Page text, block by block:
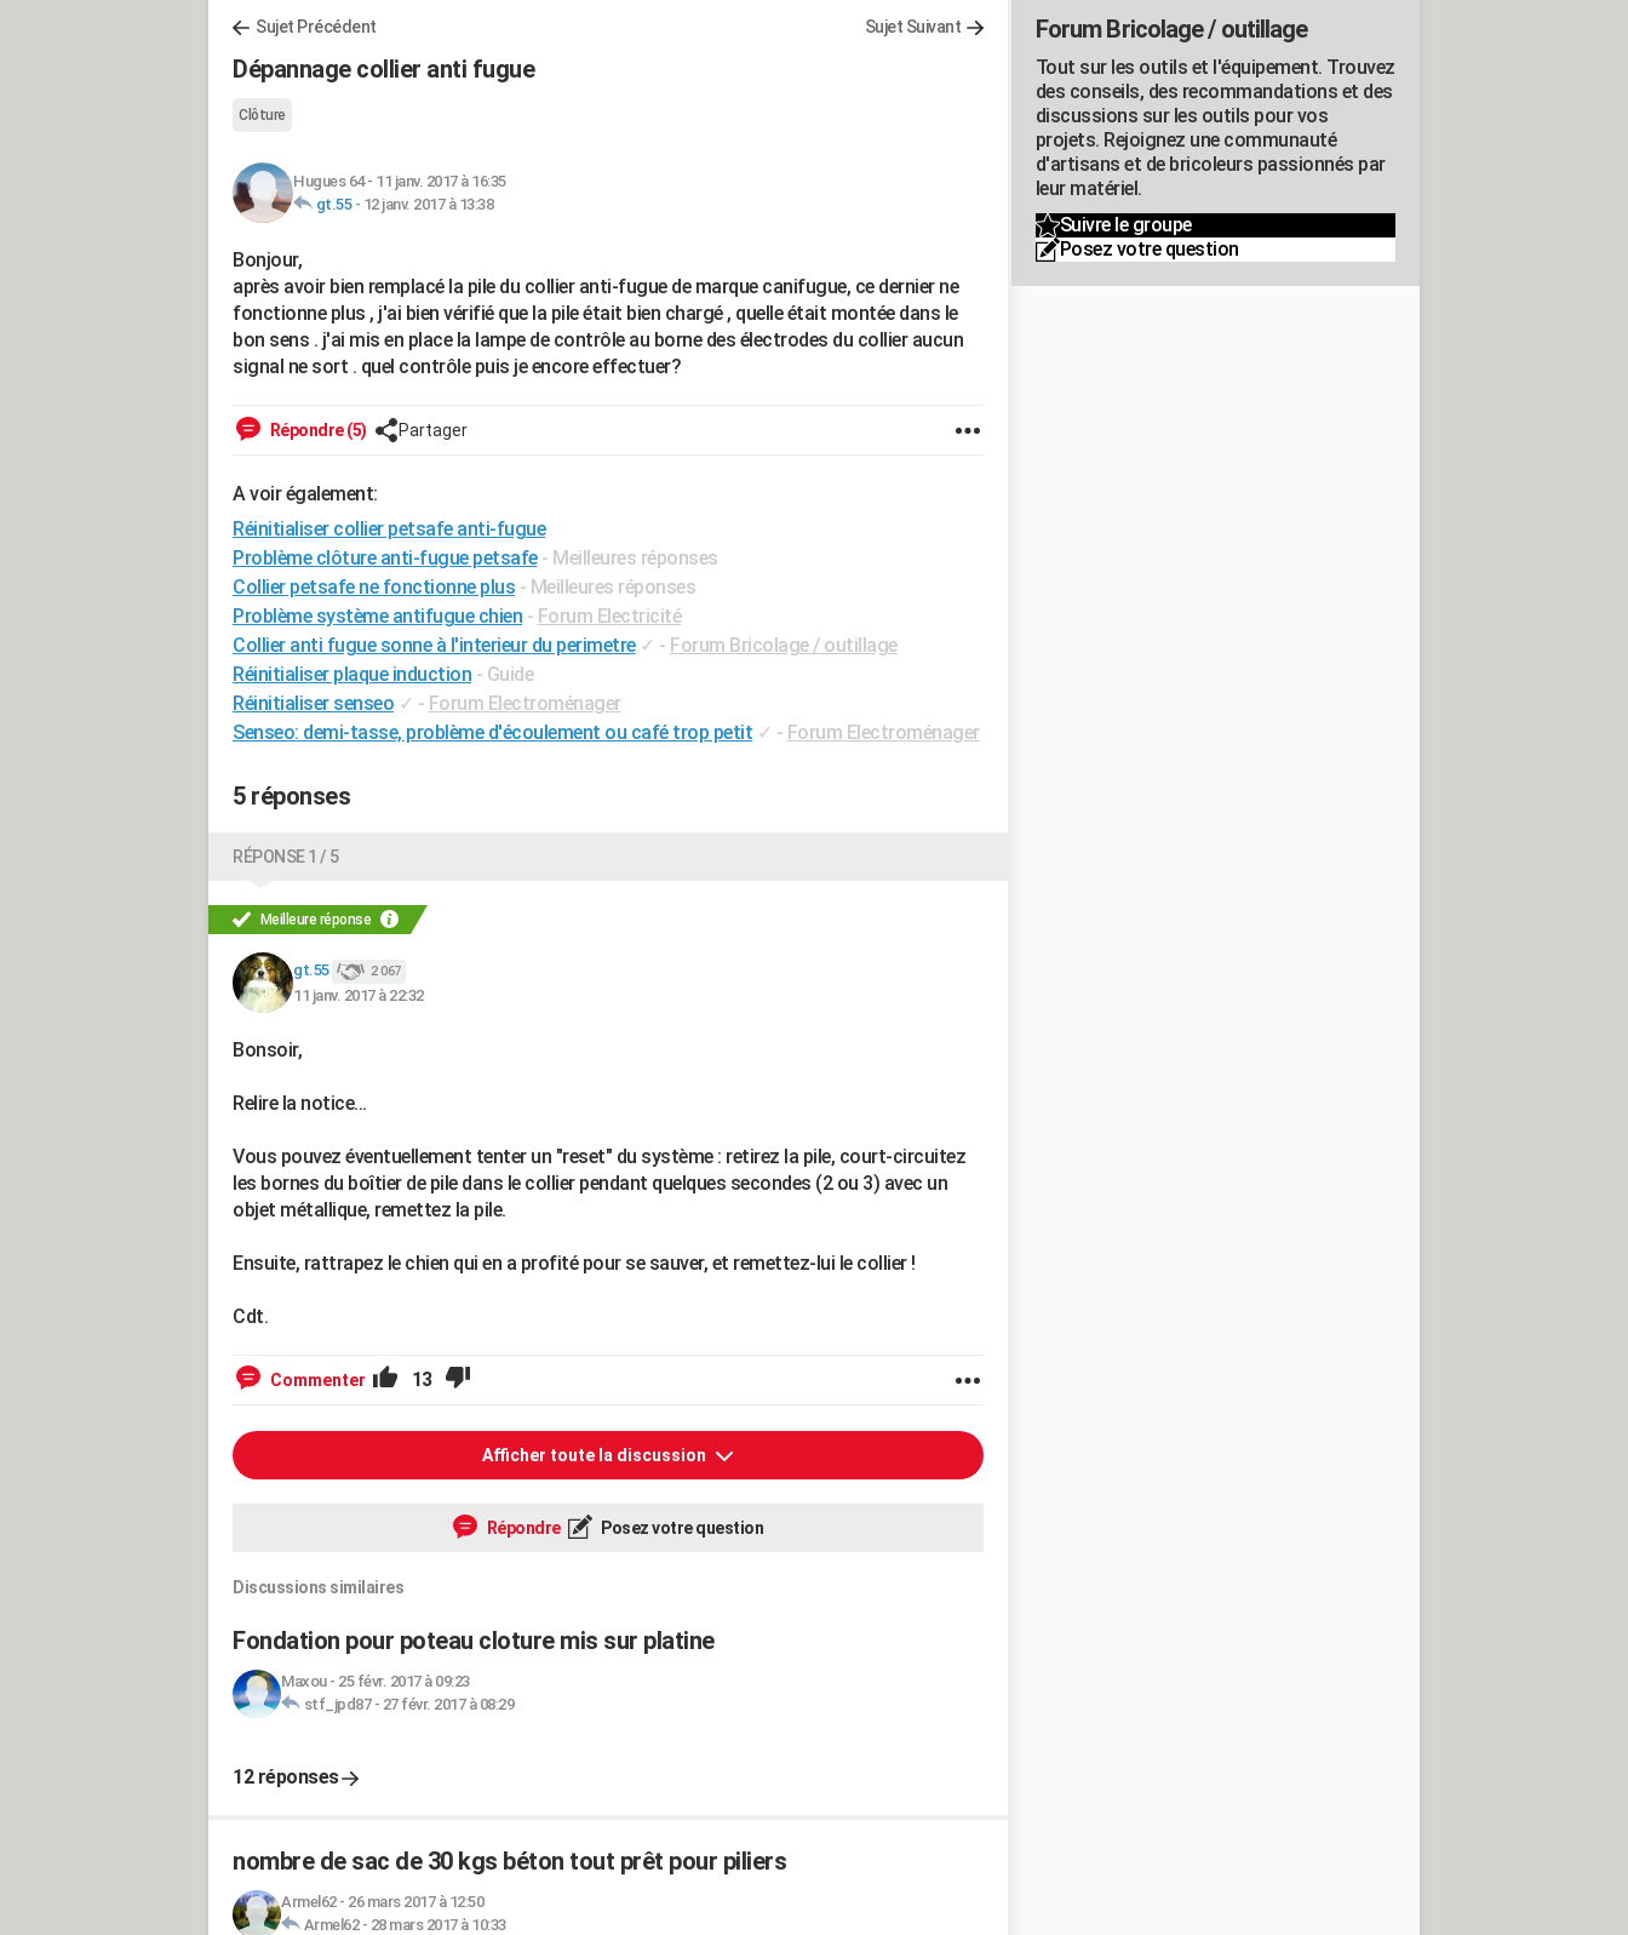
Sujet Précédent Sujet Suivant
Dépannage collier anti fugue
Clôture
Hugues 64- 11 janv. 2017 à 16:35
gt.55- 12 janv. 2017 à 13:38
Bonjour,
après avoir bien remplacé la pile du collier anti-fugue de marque canifugue, ce dernier ne
fonctionne plus , j'ai bien vérifié que la pile était bien chargé , quelle était montée dans le
bon sens . j'ai mis en place la lampe de contrôle au borne des électrodes du collier aucun
signal ne sort . quel contrôle puis je encore effectuer?
Répondre (5) Partager
A voir également:
Réinitialiser collier petsafe anti-fugue
Problème clôture anti-fugue petsafe - Meilleures réponses
Collier petsafe ne fonctionne plus - Meilleures réponses
Problème système antifugue chien - Forum Electricité
Collier anti fugue sonne à l'interieur du perimetre ✓ - Forum Bricolage / outillage
Réinitialiser plaque induction - Guide
Réinitialiser senseo ✓ - Forum Electroménager
Senseo: demi-tasse, problème d'écoulement ou café trop petit ✓ - Forum Electroménager
5 réponses
RÉPONSE 1 / 5
Meilleure réponse
gt.55 2 067
11 janv. 2017 à 22:32
Bonsoir,
Relire la notice...
Vous pouvez éventuellement tenter un "reset" du système : retirez la pile, court-circuitez
les bornes du boîtier de pile dans le collier pendant quelques secondes (2 ou 3) avec un
objet métallique, remettez la pile.
Ensuite, rattrapez le chien qui en a profité pour se sauver, et remettez-lui le collier !
Cdt.
Commenter 13
Afficher toute la discussion
Répondre Posez votre question
Discussions similaires
Fondation pour poteau cloture mis sur platine
Maxou- 25 févr. 2017 à 09:23
stf_jpd87- 27 févr. 2017 à 08:29
12 réponses
nombre de sac de 30 kgs béton tout prêt pour piliers
Armel62- 26 mars 2017 à 12:50
Armel62- 28 mars 2017 à 10:33
Forum Bricolage / outillage
Tout sur les outils et l'équipement. Trouvez
des conseils, des recommandations et des
discussions sur les outils pour vos
projets. Rejoignez une communauté
d'artisans et de bricoleurs passionnés par
leur matériel.
Suivre le groupe
Posez votre question